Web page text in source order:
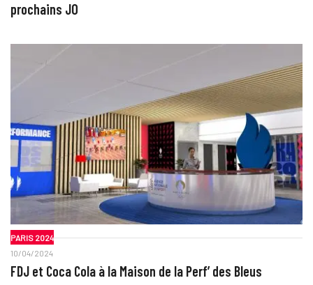
prochains JO
PARIS 2024
10/04/2024
FDJ et Coca Cola à la Maison de la Perf’ des Bleus